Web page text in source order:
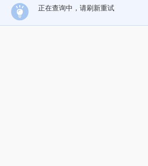
正在查询中，请刷新重试